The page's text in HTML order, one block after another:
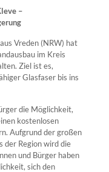
–
Vreden (NRW) hat
im Kreis
Ziel ist es,
Glasfaser bis ins
die Möglichkeit,
kostenlosen
Aufgrund der großen
der Region wird die
und Bürger haben
sich den